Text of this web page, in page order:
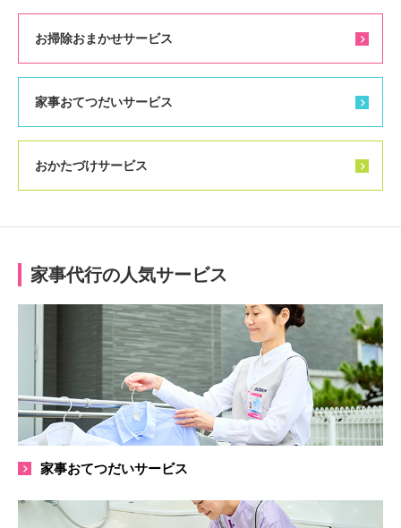
お掃除おまかせサービス
家事おてつだいサービス
おかたづけサービス
家事代行の人気サービス
家事おてつだいサービス